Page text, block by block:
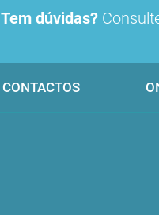
Tem dúvidas?
CONTACTOS